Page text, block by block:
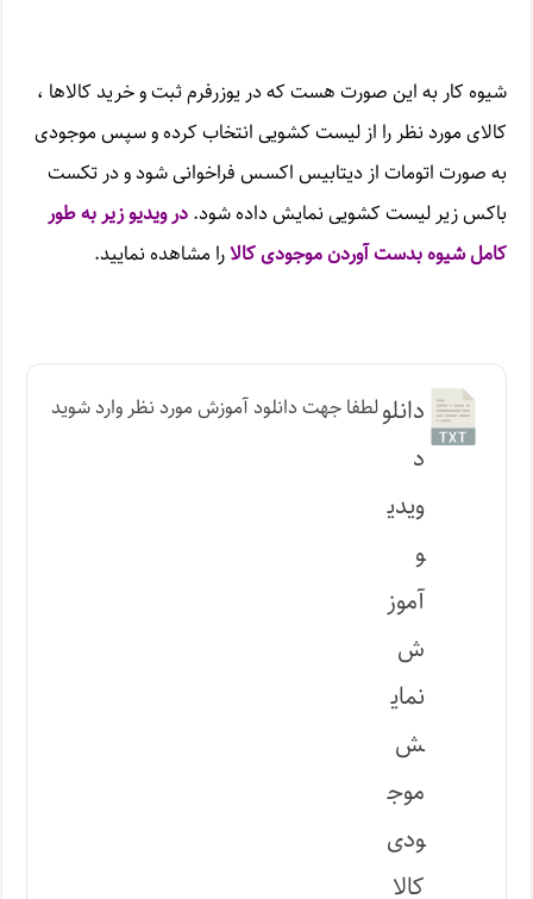
شیوه کار به این صورت هست که در یوزرفرم ثبت و خرید کالاها ،
کالای مورد نظر را از لیست کشویی انتخاب کرده و سپس موجودی
به صورت اتومات از دیتابیس اکسس فراخوانی شود و در تکست
باکس زیر لیست کشویی نمایش داده شود.در ویدیو زیر به طور
کامل شیوه بدست آوردن موجودی کالارا مشاهده نمایید.
دانلو
د
ویدی
و
آموز
ش
نمای
ش
موج
ودی
کالا
لطفا جهت دانلود آموزش مورد نظر وارد شوید